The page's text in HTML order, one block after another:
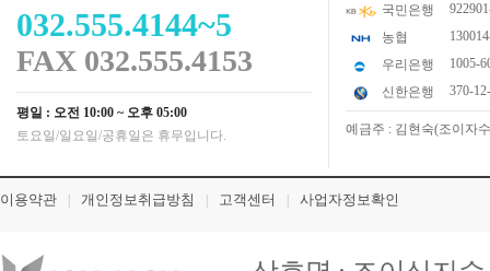
032.555.4144~5
FAX 032.555.4153
평일 : 오전 10:00 ~ 오후 05:00
토요일/일요일/공휴일은 휴무입니다.
국민은행
농협
우리은행
1005-
신한은행
370-
예금주 : 김현숙(조이자
이용약관 개인정보취급방침 고객센터 사업자정보확인